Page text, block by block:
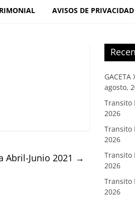
AVISOS DE PRIVACIDAD
Abril-Junio 2021 →
agosto,
Transito
2026
Transito
2026
Transito
2026
Transito
2026